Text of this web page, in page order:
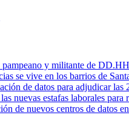
y militante de
se vive en los barrios de
de datos para adjudicar
nuevas estafas laborales para
de nuevos centros de datos